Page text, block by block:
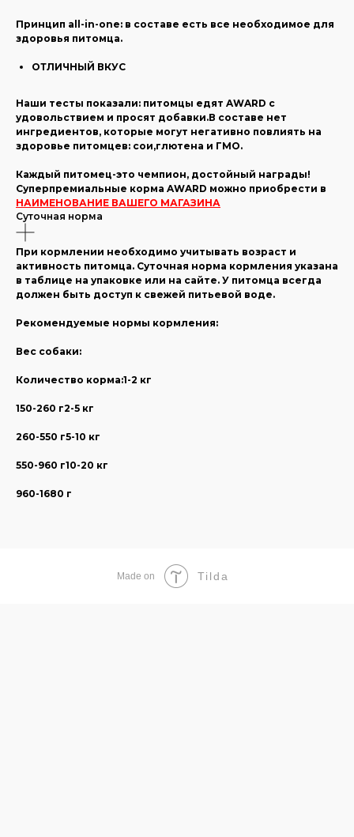
Принцип all-in-one: в составе есть все необходимое для
здоровья питомца.
ОТЛИЧНЫЙ ВКУС
Наши тесты показали: питомцы едят AWARD с
удовольствием и просят добавки.В составе нет
ингредиентов, которые могут негативно повлиять на
здоровье питомцев: сои,глютена и ГМО.
Каждый питомец-это чемпион, достойный награды!
Суперпремиальные корма AWARD можно приобрести в
НАИМЕНОВАНИЕ ВАШЕГО МАГАЗИНА
Суточная норма
При кормлении необходимо учитывать возраст и
активность питомца. Суточная норма кормления указана
в таблице на упаковке или на сайте. У питомца всегда
должен быть доступ к свежей питьевой воде.
Рекомендуемые нормы кормления:
Вес собаки:
Количество корма:1-2 кг
150-260 г2-5 кг
260-550 г5-10 кг
550-960 г10-20 кг
960-1680 г
Made on Tilda